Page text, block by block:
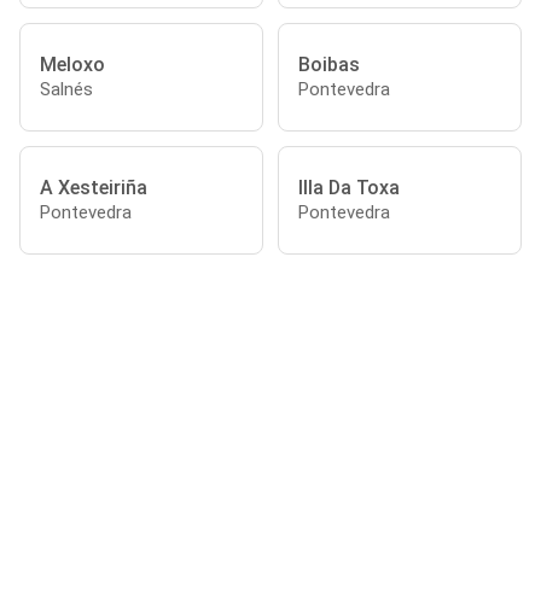
Meloxo
Salnés
Boibas
Pontevedra
A Xesteiriña
Pontevedra
Illa Da Toxa
Pontevedra